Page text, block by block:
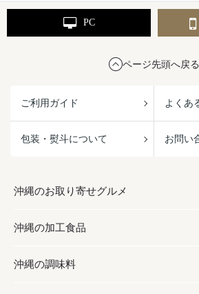
PC
ページ先頭へ戻る
ご利用ガイド よくあ
包装・熨斗について お問い
沖縄のお取り寄せグルメ
お取り寄せグルメ
フルーツ・野菜
沖縄の加工食品
加工食品
沖縄の調味料